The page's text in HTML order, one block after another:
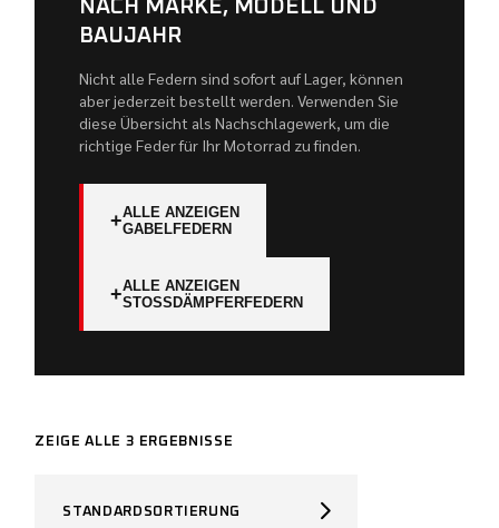
NACH MARKE, MODELL UND
BAUJAHR
Nicht alle Federn sind sofort auf Lager, können
aber jederzeit bestellt werden. Verwenden Sie
diese Übersicht als Nachschlagewerk, um die
richtige Feder für Ihr Motorrad zu finden.
+ALLE ANZEIGEN
GABELFEDERN
+ALLE ANZEIGEN
STOSSDÄMPFERFEDERN
ZEIGE ALLE 3 ERGEBNISSE
STANDARDSORTIERUNG